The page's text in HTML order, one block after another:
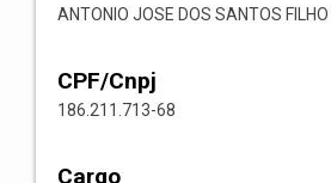
ANTONIO JOSE DOS SANTOS FILHO
CPF/Cnpj
186.211.713-68
Cargo